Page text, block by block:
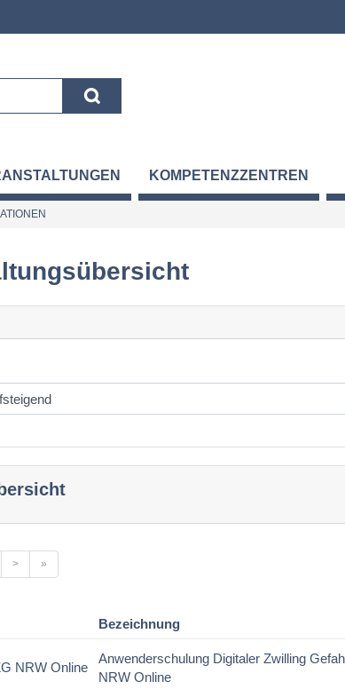
KOMPETENZZENTREN
> »
Bezeichnung
NRW Online
Anwenderschulung Digitaler Zwilling
NRW Online